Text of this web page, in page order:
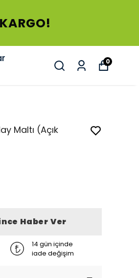
0
Maltı (Açık
Haber Ver
14 gün içinde
iade değişim